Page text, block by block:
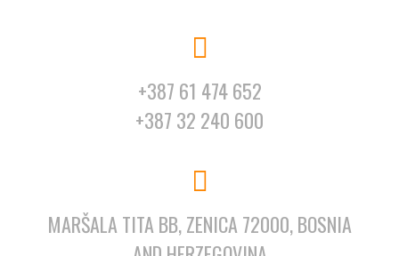
+387 61 474 652
+387 32 240 600
MARŠALA TITA BB, ZENICA 72000, BOSNIA